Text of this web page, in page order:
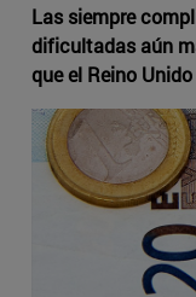
Las siempre
dificultadas aún
que el Reino